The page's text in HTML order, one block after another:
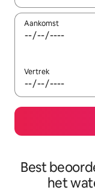
Aankomst
Vertrek
Best
het